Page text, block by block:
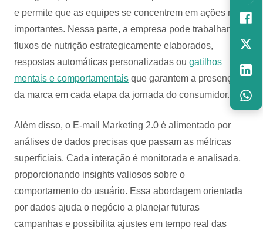
e permite que as equipes se concentrem em ações mais
importantes. Nessa parte, a empresa pode trabalhar
fluxos de nutrição estrategicamente elaborados,
respostas automáticas personalizadas ou gatilhos
mentais e comportamentais que garantem a presença
da marca em cada etapa da jornada do consumidor.
Além disso, o E-mail Marketing 2.0 é alimentado por
análises de dados precisas que passam as métricas
superficiais. Cada interação é monitorada e analisada,
proporcionando insights valiosos sobre o
comportamento do usuário. Essa abordagem orientada
por dados ajuda o negócio a planejar futuras
campanhas e possibilita ajustes em tempo real das